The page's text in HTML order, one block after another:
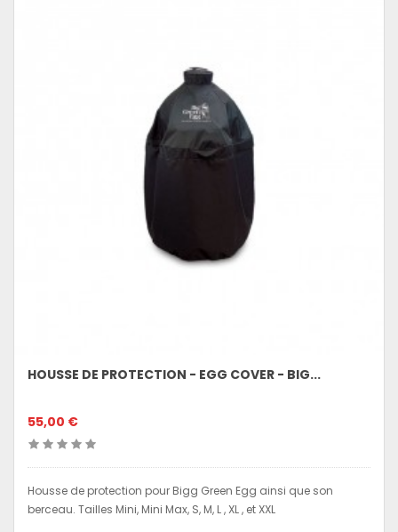
HOUSSE DE PROTECTION - EGG COVER - BIG...
55,00 €
Housse de protection pour Bigg Green Egg ainsi que son
berceau. Tailles Mini, Mini Max, S, M, L , XL , et XXL